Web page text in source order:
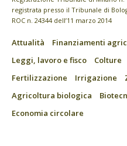
registrata presso il Tribunale di
ROC n. 24344 dell’11 marzo 2014
Attualità Finanziamenti
Leggi, lavoro e fisco
Colture
Fertilizzazione
Irrigazione
Agricoltura biologica
Economia circolare